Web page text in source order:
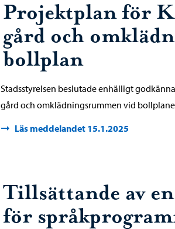
Projektplan för
gård och
bollplan
Stadsstyrelsen beslutade enhälligt
gård och omklädningsrummen vid
Läs meddelandet 15.1.2025
Tillsättande av
för